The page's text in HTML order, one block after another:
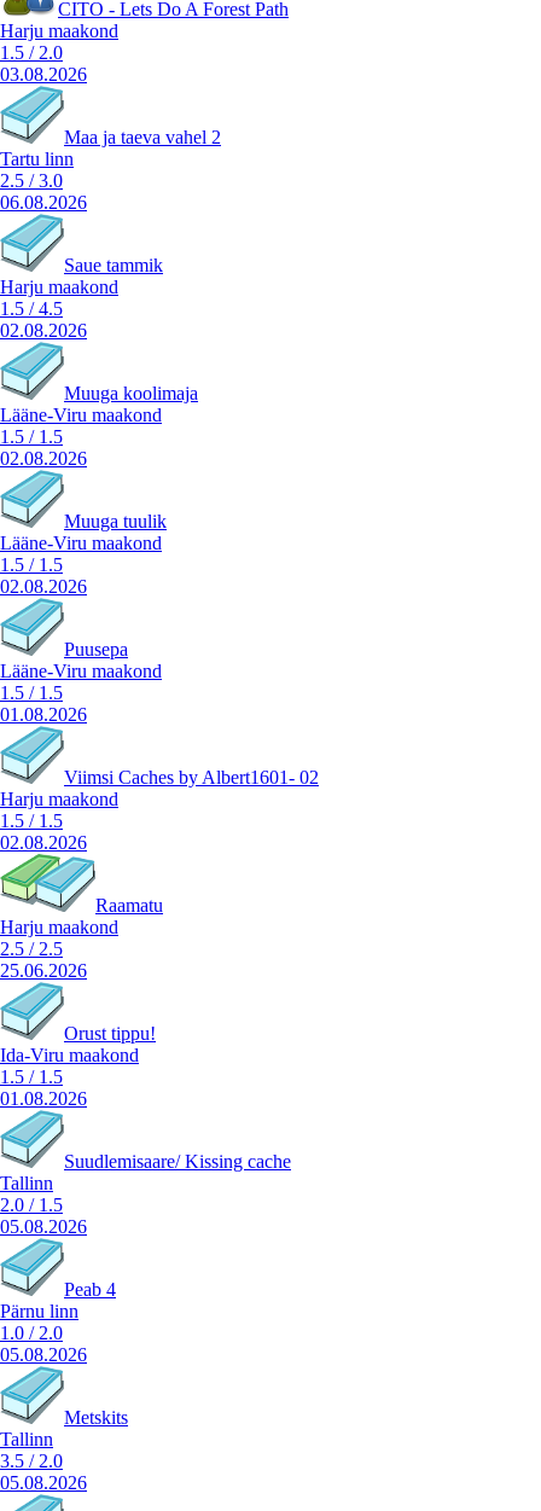
CITO - Lets Do A Forest Path
Harju maakond
1.5 / 2.0
03.08.2026
Maa ja taeva vahel 2
Tartu linn
2.5 /3.0
06.08.2026
Saue tammik
Harju maakond
1.5 /4.5
02.08.2026
Muuga koolimaja
Lääne-Viru maakond
1.5 / 1.5
02.08.2026
Muuga tuulik
Lääne-Viru maakond
1.5 / 1.5
02.08.2026
Puusepa
Lääne-Viru maakond
1.5 / 1.5
01.08.2026
Viimsi Caches by Albert1601- 02
Harju maakond
1.5 / 1.5
02.08.2026
Raamatu
Harju maakond
2.5 / 2.5
25.06.2026
Orust tippu!
Ida-Viru maakond
1.5 / 1.5
01.08.2026
Suudlemisaare/ Kissing cache
Tallinn
2.0 / 1.5
05.08.2026
Peab 4
Pärnu linn
1.0 / 2.0
05.08.2026
Metskits
Tallinn
3.5 / 2.0
05.08.2026